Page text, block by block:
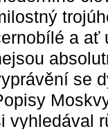
a ať
se
vyhledával